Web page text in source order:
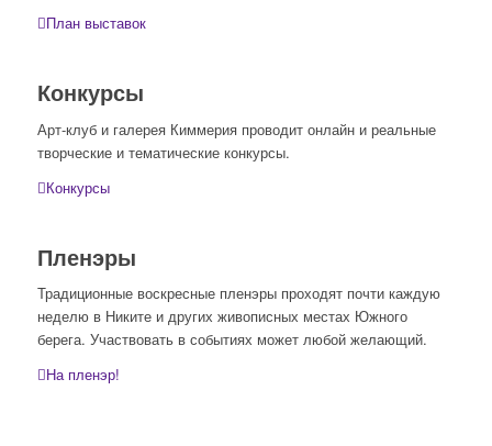
План выставок
Конкурсы
Арт-клуб и галерея Киммерия проводит онлайн и реальные
творческие и тематические конкурсы.
Конкурсы
Пленэры
Традиционные воскресные пленэры проходят почти каждую
неделю в Никите и других живописных местах Южного
берега. Участвовать в событиях может любой желающий.
На пленэр!